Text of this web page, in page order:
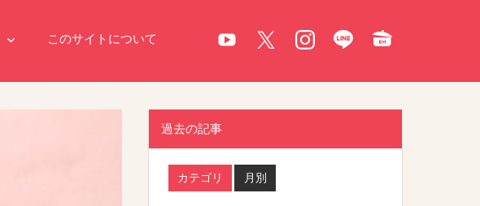
このサイトについて
過去の記事
カテゴリ 月別